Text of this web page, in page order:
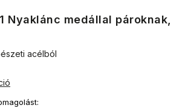
Nyaklánc medállal pároknak,
acélból